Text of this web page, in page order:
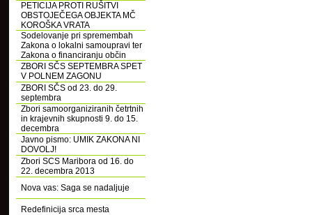
PETICIJA PROTI RUŠITVI
OBSTOJEČEGA OBJEKTA MČ
KOROŠKA VRATA
Sodelovanje pri spremembah
Zakona o lokalni samoupravi ter
Zakona o financiranju občin
ZBORI SČS SEPTEMBRA SPET
V POLNEM ZAGONU
ZBORI SČS od 23. do 29.
septembra
Zbori samoorganiziranih četrtnih
in krajevnih skupnosti 9. do 15.
decembra
Javno pismo: UMIK ZAKONA NI
DOVOLJ!
Zbori SCS Maribora od 16. do
22. decembra 2013
Nova vas: Saga se nadaljuje
Redefinicija srca mesta